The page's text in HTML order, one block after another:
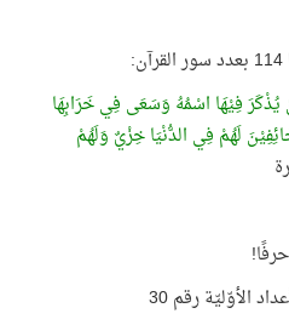
فِيْهَا اسْمُهُ وَسَعَى فِي خَرَابِهَا
لَهُمْ فِي الدُّنْيَا خِزْيٌ وَلَهُمْ